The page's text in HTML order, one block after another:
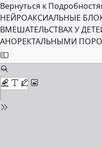
Вернуться к
НЕЙРОАКСИАЛЬНЫЕ
ВМЕШАТЕЛЬСТВАХ У
АНОРЕКТАЛЬНЫМИ